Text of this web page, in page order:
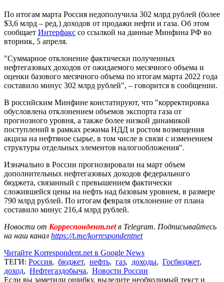
По итогам марта Россия недополучила 302 млрд рублей (более
$3,6 млрд – ред.) доходов от продажи нефти и газа. Об этом
сообщает Интерфакс со ссылкой на данные Минфина РФ во
вторник, 5 апреля.
"Суммарное отклонение фактически полученных
нефтегазовых доходов от ожидаемого месячного объема и
оценки базового месячного объема по итогам марта 2022 года
составило минус 302 млрд рублей", – говорится в сообщении.
В российским Минфине констатируют, что "корректировка
обусловлена отклонением объемов экспорта газа от
прогнозного уровня, а также более низкой динамикой
поступлений в рамках режима НДД и ростом возмещения
акциза на нефтяное сырье, в том числе в связи с изменением
структуры отдельных элементов налогообложения".
Изначально в России прогнозировали на март объем
дополнительных нефтегазовых доходов федерального
бюджета, связанный с превышением фактически
сложившейся цены на нефть над базовым уровнем, в размере
790 млрд рублей. По итогам февраля отклонение от плана
составило минус 216,4 млрд рублей.
Новости от Корреспондент.netв Telegram. Подписывайтесь
на наш канал https://t.me/korrespondentnet
Читайте Korrespondent.net в Google News
ТЕГИ: Россия, бюджет, нефть, газ, доходы, Госбюджет,
доход, Нефтегаздобыча, Новости России
Если вы заметили ошибку, выделите необходимый текст и